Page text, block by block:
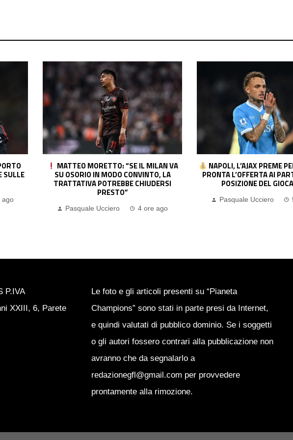
VA
LA
NAPOLI, L’AJAX PREME PER NOA LANG:
PRONTA L’OFFERTA AI PARTENOPEI. LA
POSIZIONE DEL GIOCATORE
CONTATTI FITTI TRA
MADRID E TOTTENHAM
L’INTER SI ALLONTANA…
P.IVA
XXIII, 6, Parete
Le foto e gli articoli presenti su “Pianeta
Champions” sono stati in parte presi da Internet,
e quindi valutati di pubblico dominio. Se i soggetti
o gli autori fossero contrari alla pubblicazione non
avranno che da segnalarlo a
redazionegfl@gmail.com per provvedere
prontamente alla rimozione.